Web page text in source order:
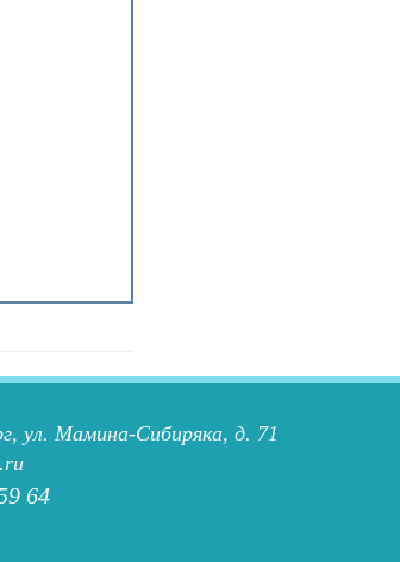
ул. Мамина-Сибиряка, д. 71
64